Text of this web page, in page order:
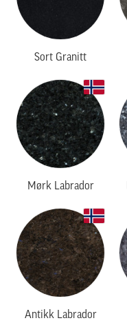
Sort Granitt
Mørk Labrador
Antikk Labrador